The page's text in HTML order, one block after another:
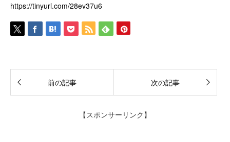
https://tinyurl.com/28ev37u6
前の記事 次の記事
【スポンサーリンク】